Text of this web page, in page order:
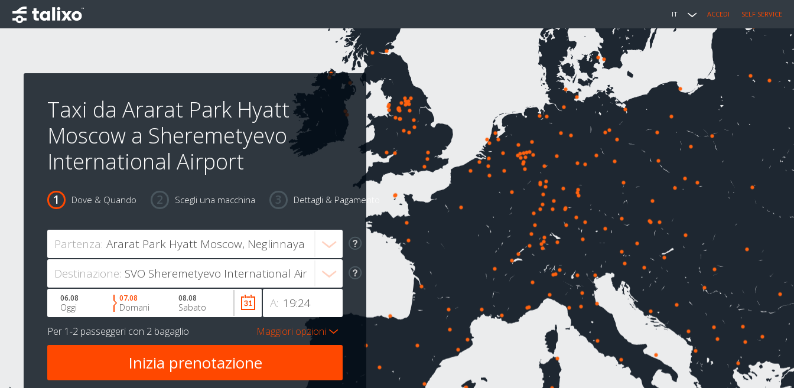
IT ACCEDI SELF SERVICE
Taxi da Ararat Park Hyatt
Moscow a Sheremetyevo
International Airport
Dove & Quando Scegli una macchina Dettagli & Pagamento
Partenza:
Destinazione:
A:
06.08
Oggi
07.08
Domani
08.08
Sabato
Per 1-2 passeggeri con 2 bagaglio Maggiori opzioni